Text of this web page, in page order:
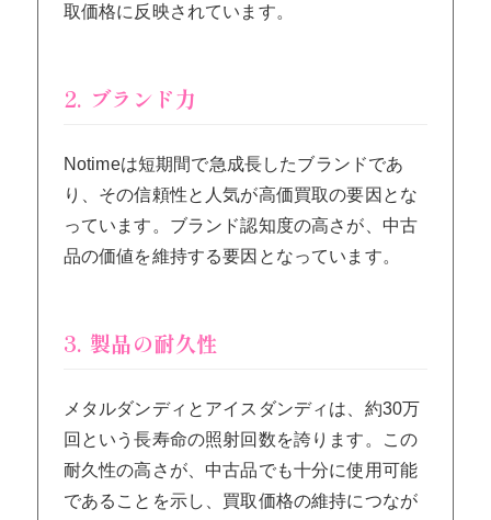
取価格に反映されています。
2. ブランド力
Notimeは短期間で急成長したブランドであ
り、その信頼性と人気が高価買取の要因とな
っています。ブランド認知度の高さが、中古
品の価値を維持する要因となっています。
3. 製品の耐久性
メタルダンディとアイスダンディは、約30万
回という長寿命の照射回数を誇ります。この
耐久性の高さが、中古品でも十分に使用可能
であることを示し、買取価格の維持につなが